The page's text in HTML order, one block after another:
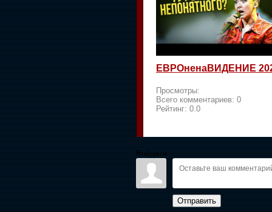
ЕВРОненаВИДЕНИЕ
Просмотры:
Всего комментариев: 0
Рейтинг: 0.0
Войдите:
Отправить